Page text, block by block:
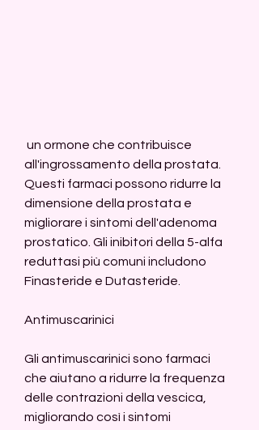
all'ingrossamento della prostata.
Questi farmaci possono ridurre la
dimensione della prostata e
migliorare i sintomi dell'adenoma
prostatico. Gli inibitori della 5-alfa
reduttasi più comuni includono
Finasteride e Dutasteride.
Antimuscarinici
Gli antimuscarinici sono farmaci
che aiutano a ridurre la frequenza
delle contrazioni della vescica,
migliorando così i sintomi